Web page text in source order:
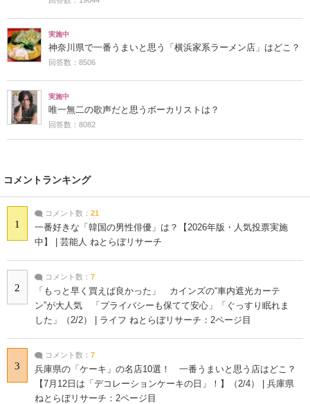
実施中
神奈川県で一番うまいと思う「横浜家系ラーメン店」はどこ？
回答数：8506
実施中
唯一無二の歌声だと思うボーカリストは？
回答数：8082
コメントランキング
1
コメント数： 21
一番好きな「韓国の男性俳優」は？【2026年版・人気投票実施
中】 | 芸能人 ねとらぼリサーチ
2
コメント数： 7
「もっと早く買えば良かった」 カインズの“車内遮光カーテ
ン”が大人気 「プライバシーも保てて安心」「ぐっすり眠れま
した」（2/2） | ライフ ねとらぼリサーチ：2ページ目
3
コメント数： 7
兵庫県の「ケーキ」の名店10選！ 一番うまいと思う店はどこ？
【7月12日は「デコレーションケーキの日」！】（2/4） | 兵庫県
ねとらぼリサーチ：2ページ目